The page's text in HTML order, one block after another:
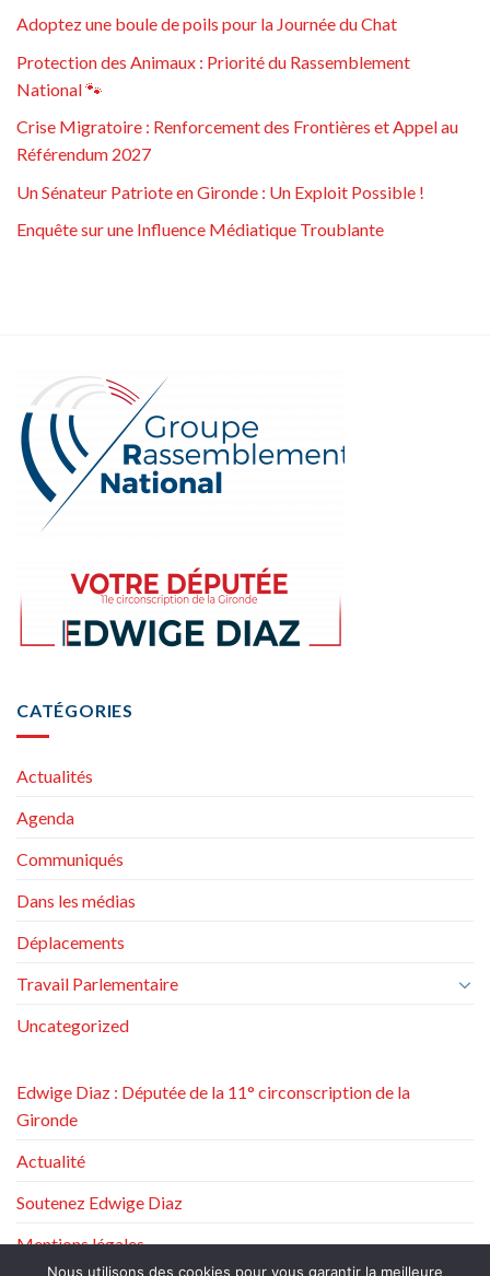
Adoptez une boule de poils pour la Journée du Chat
Protection des Animaux : Priorité du Rassemblement
National 🐾
Crise Migratoire : Renforcement des Frontières et Appel au
Référendum 2027
Un Sénateur Patriote en Gironde : Un Exploit Possible !
Enquête sur une Influence Médiatique Troublante
CATÉGORIES
Actualités
Agenda
Communiqués
Dans les médias
Déplacements
Travail Parlementaire
Uncategorized
Edwige Diaz : Députée de la 11° circonscription de la
Gironde
Actualité
Soutenez Edwige Diaz
Mentions légales
Nous utilisons des cookies pour vous garantir la meilleure